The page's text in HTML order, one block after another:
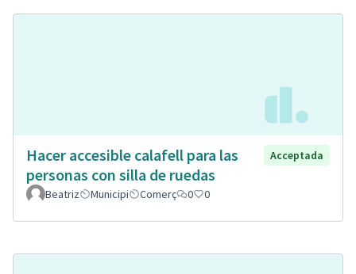
Hacer accesible calafell para las
personas con silla de ruedas
Acceptada
Beatriz Municipi Comerç 0 0